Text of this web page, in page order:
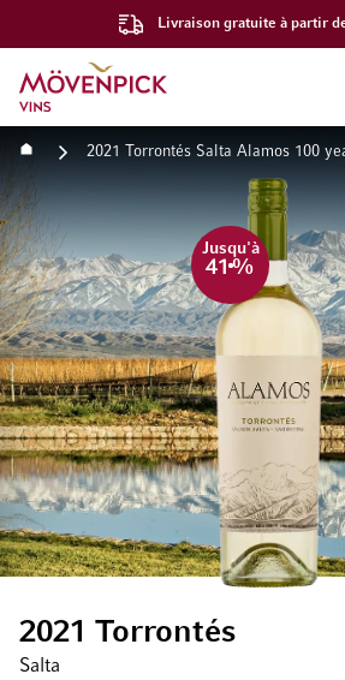
Livraison gratuite à partir
Aller à la page d'accueil
Accueil 2021 Torrontés Salta Alamos 100
Jusqu'à
41%
2021 Torrontés
Salta
Passer à la fin de